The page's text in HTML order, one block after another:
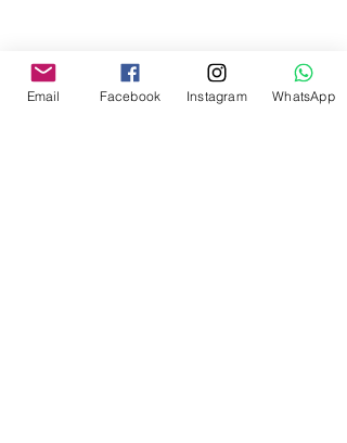
Email Facebook Instagram WhatsApp